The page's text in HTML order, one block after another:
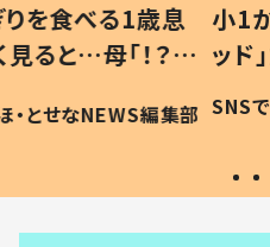
歳息
？」
編集部
小1から不登校
ッド」だった
作り続ける理
#令和の子
SNSで話題 ほ